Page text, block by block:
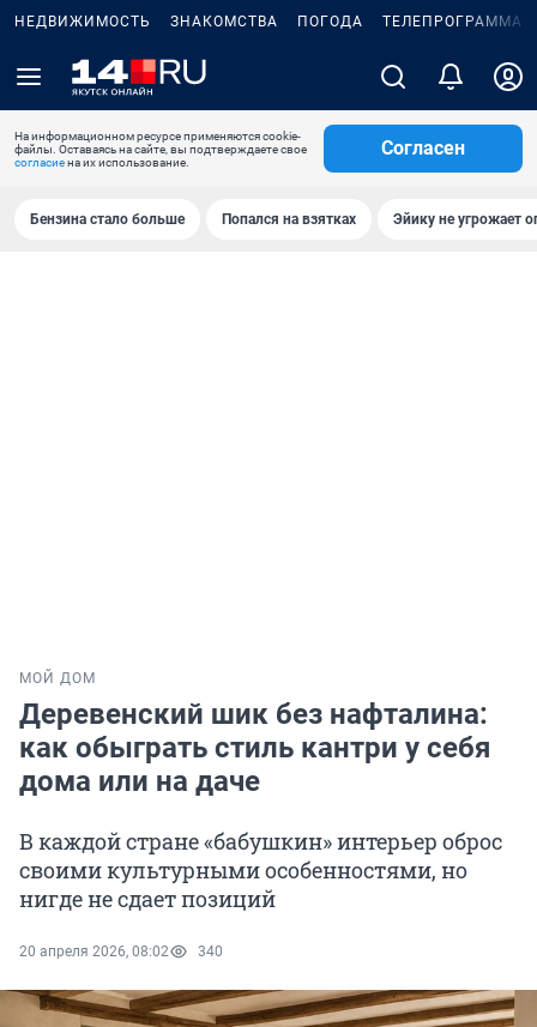
НЕДВИЖИМОСТЬ ЗНАКОМСТВА ПОГОДА ТЕЛЕПРОГРАММА
На информационном ресурсе применяются cookie-
файлы. Оставаясь на сайте, вы подтверждаете свое
согласиена их использование.
Согласен
Бензина стало больше Попался на взятках Эйику не угрожает
МОЙ ДОМ
Деревенский шик без нафталина:
как обыграть стиль кантри у себя
дома или на даче
В каждой стране «бабушкин» интерьер оброс
своими культурными особенностями, но
нигде не сдает позиций
20 апреля 2026, 08:02 340